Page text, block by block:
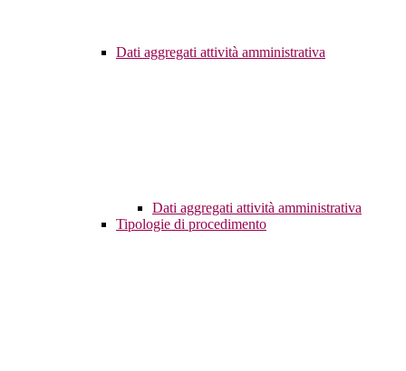
Dati aggregati attività amministrativa
Dati aggregati attività amministrativa
Tipologie di procedimento